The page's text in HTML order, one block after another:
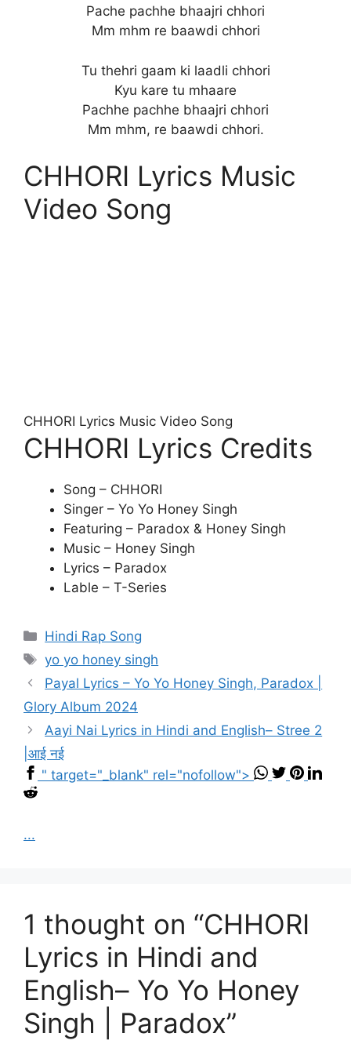
Pache pachhe bhaajri chhori
Mm mhm re baawdi chhori
Tu thehri gaam ki laadli chhori
Kyu kare tu mhaare
Pachhe pachhe bhaajri chhori
Mm mhm, re baawdi chhori.
CHHORI Lyrics Music
Video Song
CHHORI Lyrics Music Video Song
CHHORI Lyrics Credits
Song – CHHORI
Singer – Yo Yo Honey Singh
Featuring – Paradox & Honey Singh
Music – Honey Singh
Lyrics – Paradox
Lable – T-Series
Categories
Hindi Rap Song
Tags
yo yo honey singh
Payal Lyrics – Yo Yo Honey Singh, Paradox |
Glory Album 2024
Aayi Nai Lyrics in Hindi and English– Stree 2
|आई नई
" target="_blank" rel="nofollow">
...
1 thought on “CHHORI
Lyrics in Hindi and
English– Yo Yo Honey
Singh | Paradox”